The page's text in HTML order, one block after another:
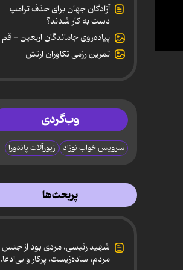
0
آزادگان جهان برای حذف ترامپ
دست به کار شدند؟
پیاده‌روی جاماندگان اربعین - قم
تمرین رزمی تکاوران ارتش
وب‌گردی
سرویس خواب نوزاد زیورآلات پاندورا
پربحث‌ها
شهید رئیسی، مردی بود از جنس
مردم، ساده‌زیست، پرکار و بی‌ادعا.